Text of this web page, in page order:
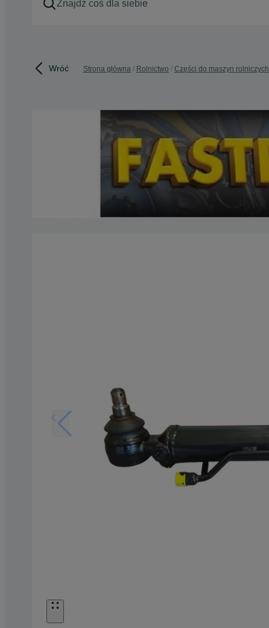
Wróć Strona główna Rolnictwo Części do maszyn rolniczych